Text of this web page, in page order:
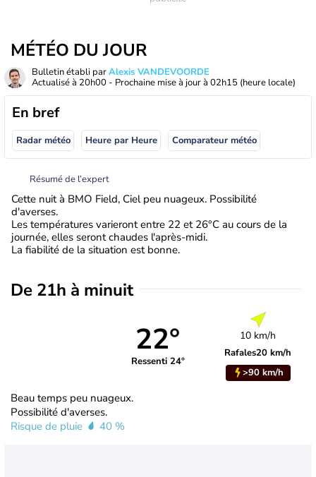
MÉTÉO DU JOUR
Bulletin établi parAlexis VANDEVOORDE
Actualisé à 20h00 - Prochaine mise à jour à 02h15 (heure locale)
En bref
Radar météo Heure par Heure Comparateur météo
Résumé de l’expert
Cette nuit à BMO Field, Ciel peu nuageux. Possibilité
d'averses.
Les températures varieront entre 22 et 26°C au cours de la
journée, elles seront chaudes l'après-midi.
La fiabilité de la situation est bonne.
De 21h à minuit
22°
Ressenti 24°
10 km/h
Rafales20 km/h
>90 km/h
Beau temps peu nuageux.
Possibilité d'averses.
Risque de pluie
40 %